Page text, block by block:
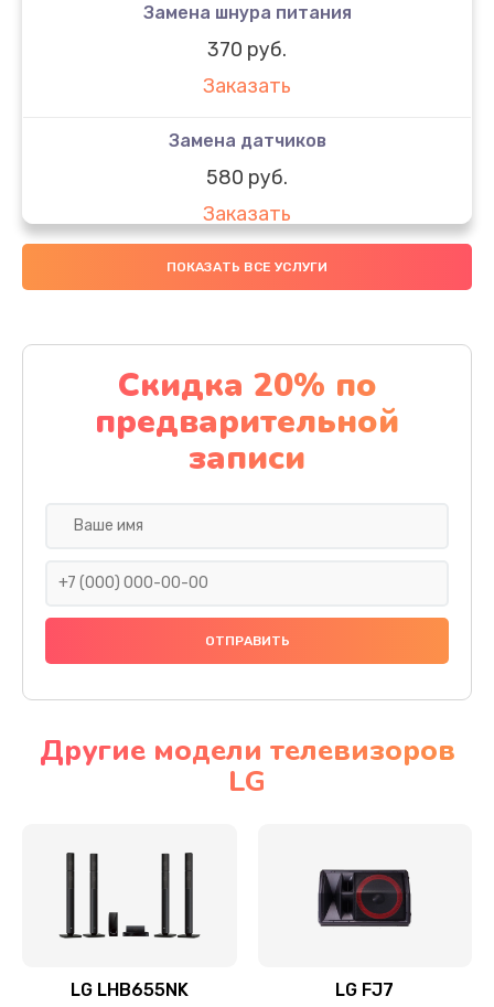
Замена шнура питания
370 руб.
Заказать
Замена датчиков
580 руб.
Заказать
Комплексная чистка
Заказать
Замена дисплея (экрана)
2000 руб.
Заказать
Ремонт платы электроники
Прошивка
Ремонт механики привода
Ремонт / замена кнопок, клавиш, индикаторов,
ПОКАЗАТЬ ВСЕ УСЛУГИ
Скидка 20% по
предварительной
записи
Другие модели телевизоров
LG
LG LHB655NK LG FJ7